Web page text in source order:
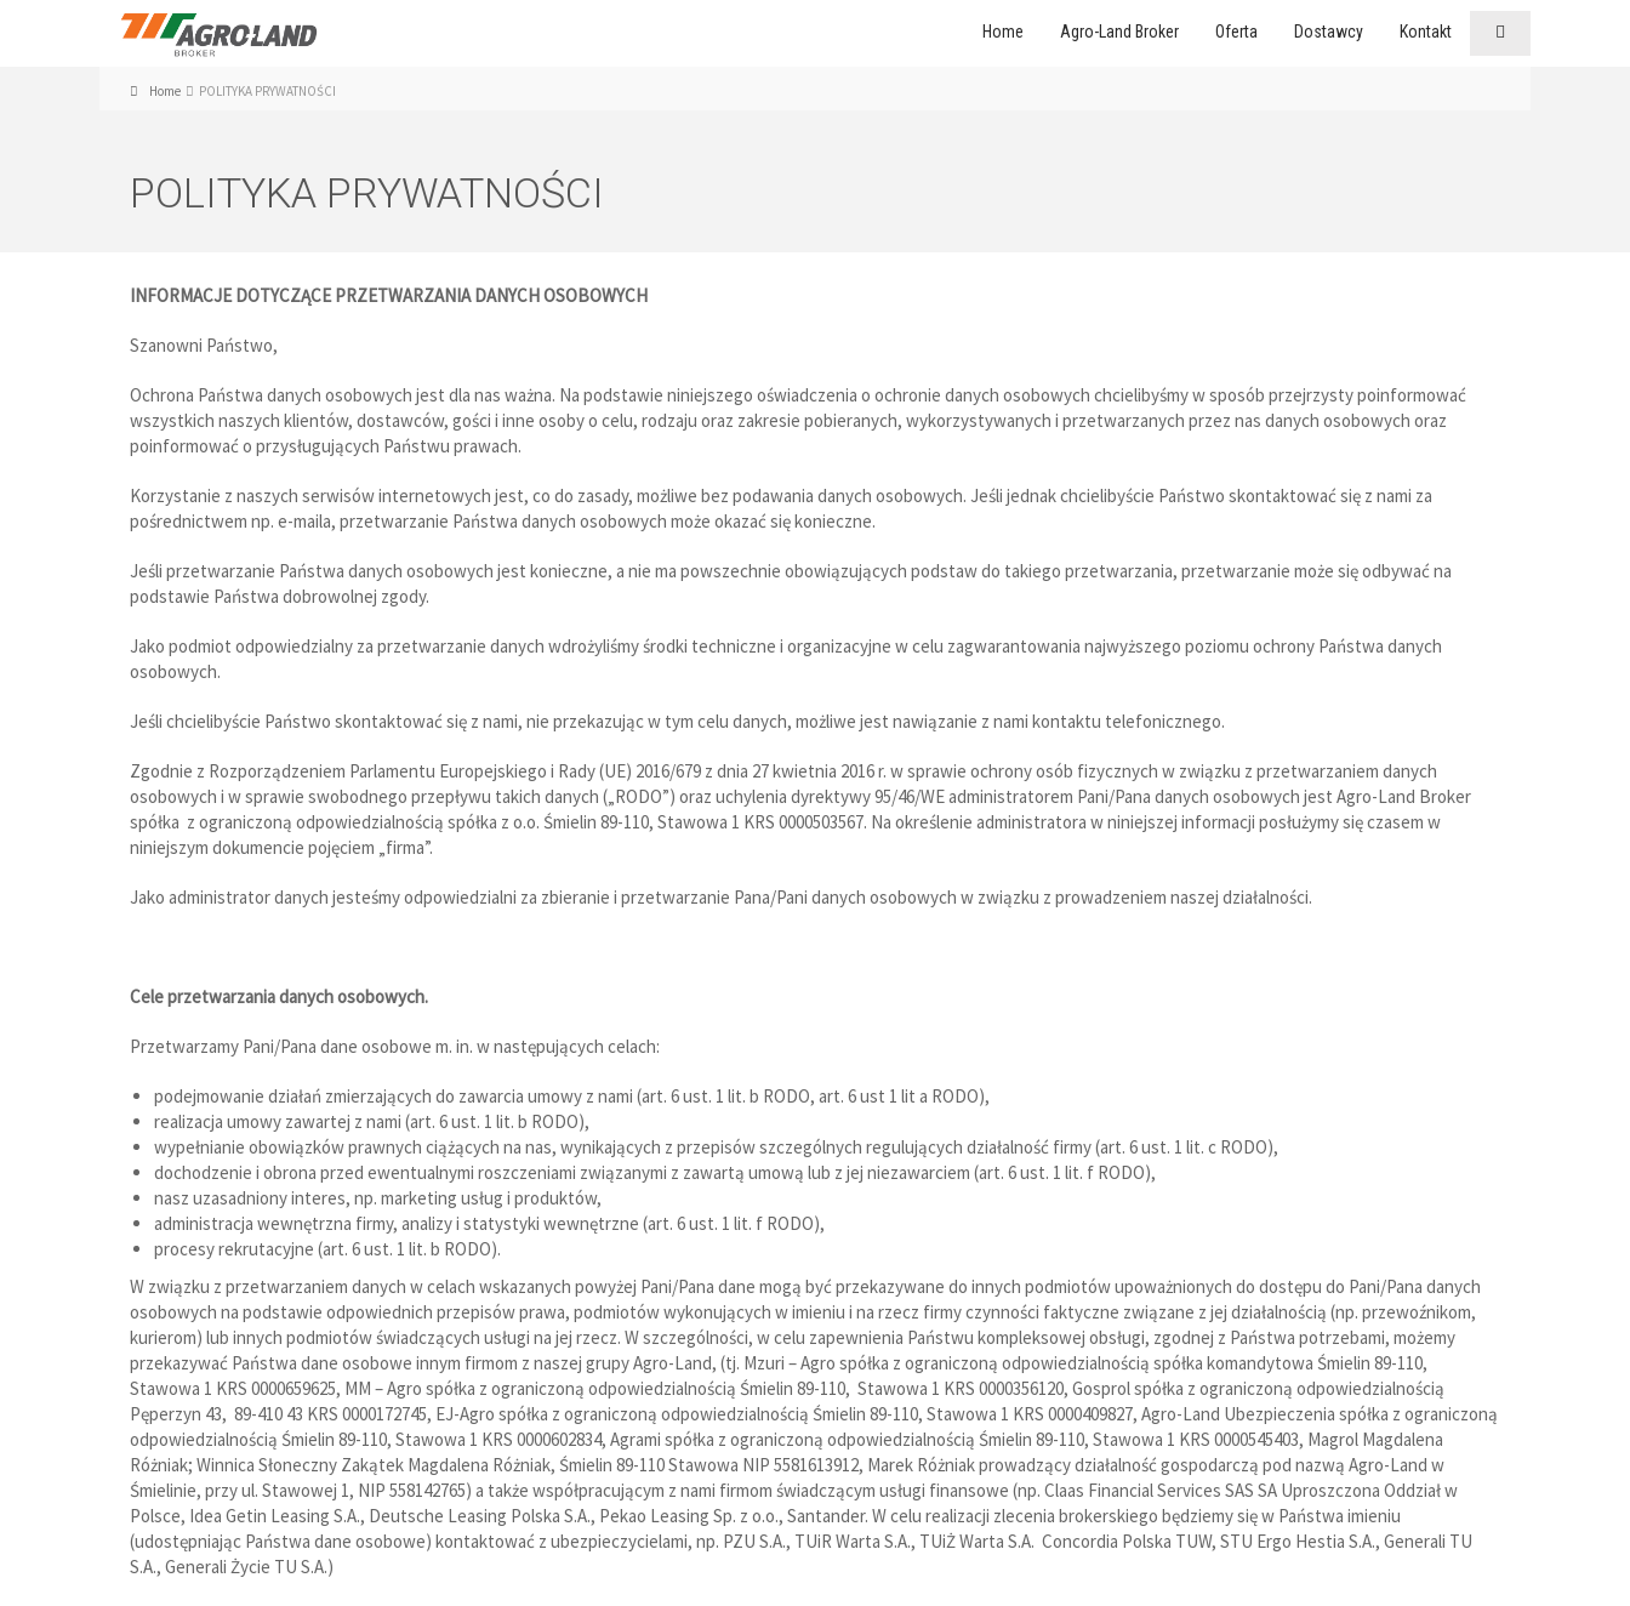
Home Agro-Land Broker Oferta Dostawcy Kontakt
Home POLITYKA PRYWATNOŚCI
POLITYKA PRYWATNOŚCI
INFORMACJE DOTYCZĄCE PRZETWARZANIA DANYCH OSOBOWYCH
Szanowni Państwo,
Ochrona Państwa danych osobowych jest dla nas ważna. Na podstawie niniejszego oświadczenia o ochronie danych osobowych chcielibyśmy w sposób przejrzysty poinformować
wszystkich naszych klientów, dostawców, gości i inne osoby o celu, rodzaju oraz zakresie pobieranych, wykorzystywanych i przetwarzanych przez nas danych osobowych oraz
poinformować o przysługujących Państwu prawach.
Korzystanie z naszych serwisów internetowych jest, co do zasady, możliwe bez podawania danych osobowych. Jeśli jednak chcielibyście Państwo skontaktować się z nami za
pośrednictwem np. e-maila, przetwarzanie Państwa danych osobowych może okazać się konieczne.
Jeśli przetwarzanie Państwa danych osobowych jest konieczne, a nie ma powszechnie obowiązujących podstaw do takiego przetwarzania, przetwarzanie może się odbywać na
podstawie Państwa dobrowolnej zgody.
Jako podmiot odpowiedzialny za przetwarzanie danych wdrożyliśmy środki techniczne i organizacyjne w celu zagwarantowania najwyższego poziomu ochrony Państwa danych
osobowych.
Jeśli chcielibyście Państwo skontaktować się z nami, nie przekazując w tym celu danych, możliwe jest nawiązanie z nami kontaktu telefonicznego.
Zgodnie z Rozporządzeniem Parlamentu Europejskiego i Rady (UE) 2016/679 z dnia 27 kwietnia 2016 r. w sprawie ochrony osób fizycznych w związku z przetwarzaniem danych
osobowych i w sprawie swobodnego przepływu takich danych („RODO”) oraz uchylenia dyrektywy 95/46/WE administratorem Pani/Pana danych osobowych jest Agro-Land Broker
spółka z ograniczoną odpowiedzialnością spółka z o.o. Śmielin 89-110, Stawowa 1 KRS 0000503567. Na określenie administratora w niniejszej informacji posłużymy się czasem w
niniejszym dokumencie pojęciem „firma”.
Jako administrator danych jesteśmy odpowiedzialni za zbieranie i przetwarzanie Pana/Pani danych osobowych w związku z prowadzeniem naszej działalności.
Cele przetwarzania danych osobowych.
Przetwarzamy Pani/Pana dane osobowe m. in. w następujących celach:
podejmowanie działań zmierzających do zawarcia umowy z nami (art. 6 ust. 1 lit. b RODO, art. 6 ust 1 lit a RODO),
realizacja umowy zawartej z nami (art. 6 ust. 1 lit. b RODO),
wypełnianie obowiązków prawnych ciążących na nas, wynikających z przepisów szczególnych regulujących działalność firmy (art. 6 ust. 1 lit. c RODO),
dochodzenie i obrona przed ewentualnymi roszczeniami związanymi z zawartą umową lub z jej niezawarciem (art. 6 ust. 1 lit. f RODO),
nasz uzasadniony interes, np. marketing usług i produktów,
administracja wewnętrzna firmy, analizy i statystyki wewnętrzne (art. 6 ust. 1 lit. f RODO),
procesy rekrutacyjne (art. 6 ust. 1 lit. b RODO).
W związku z przetwarzaniem danych w celach wskazanych powyżej Pani/Pana dane mogą być przekazywane do innych podmiotów upoważnionych do dostępu do Pani/Pana danych
osobowych na podstawie odpowiednich przepisów prawa, podmiotów wykonujących w imieniu i na rzecz firmy czynności faktyczne związane z jej działalnością (np. przewoźnikom,
kurierom) lub innych podmiotów świadczących usługi na jej rzecz. W szczególności, w celu zapewnienia Państwu kompleksowej obsługi, zgodnej z Państwa potrzebami, możemy
przekazywać Państwa dane osobowe innym firmom z naszej grupy Agro-Land, (tj. Mzuri – Agro spółka z ograniczoną odpowiedzialnością spółka komandytowa Śmielin 89-110,
Stawowa 1 KRS 0000659625, MM – Agro spółka z ograniczoną odpowiedzialnością Śmielin 89-110, Stawowa 1 KRS 0000356120, Gosprol spółka z ograniczoną odpowiedzialnością
Pęperzyn 43, 89-410 43 KRS 0000172745, EJ-Agro spółka z ograniczoną odpowiedzialnością Śmielin 89-110, Stawowa 1 KRS 0000409827, Agro-Land Ubezpieczenia spółka z ograniczoną
odpowiedzialnością Śmielin 89-110, Stawowa 1 KRS 0000602834, Agrami spółka z ograniczoną odpowiedzialnością Śmielin 89-110, Stawowa 1 KRS 0000545403, Magrol Magdalena
Różniak; Winnica Słoneczny Zakątek Magdalena Różniak, Śmielin 89-110 Stawowa NIP 5581613912, Marek Różniak prowadzący działalność gospodarczą pod nazwą Agro-Land w
Śmielinie, przy ul. Stawowej 1, NIP 558142765) a także współpracującym z nami firmom świadczącym usługi finansowe (np. Claas Financial Services SAS SA Uproszczona Oddział w
Polsce, Idea Getin Leasing S.A., Deutsche Leasing Polska S.A., Pekao Leasing Sp. z o.o., Santander. W celu realizacji zlecenia brokerskiego będziemy się w Państwa imieniu
(udostępniając Państwa dane osobowe) kontaktować z ubezpieczycielami, np. PZU S.A., TUiR Warta S.A., TUiŻ Warta S.A. Concordia Polska TUW, STU Ergo Hestia S.A., Generali TU
S.A., Generali Życie TU S.A.)